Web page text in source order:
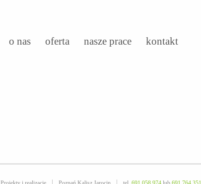
o nas oferta nasze prace kontakt